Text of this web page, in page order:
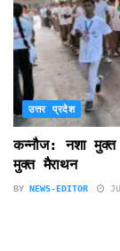
उत्तर प्रदेश
कन्नौज: नशा मुक्त
मुक्त मैराथन
BY NEWS-EDITOR